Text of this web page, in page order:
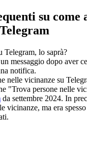
su come
Telegram, lo saprà?
messaggio dopo aver
notifica.
nelle vicinanze su
"Trova persone nelle
da settembre 2024. In
vicinanze, ma era